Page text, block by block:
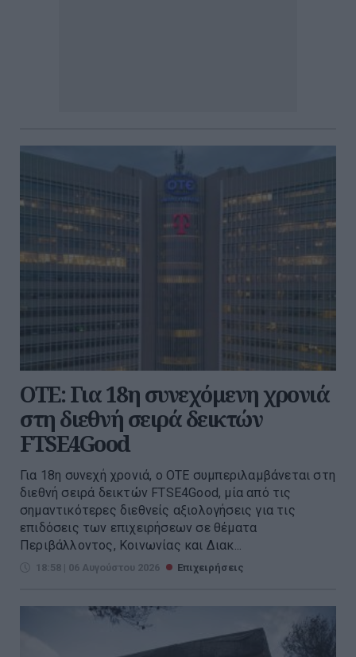
ΟΤΕ: Για 18η συνεχόμενη χρονιά
στη διεθνή σειρά δεικτών
FTSE4Good
Για 18η συνεχή χρονιά, ο ΟΤΕ συμπεριλαμβάνεται στη
διεθνή σειρά δεικτών FTSE4Good, μία από τις
σημαντικότερες διεθνείς αξιολογήσεις για τις
επιδόσεις των επιχειρήσεων σε θέματα
Περιβάλλοντος, Κοινωνίας και Διακ...
18:58 | 06 Αυγούστου 2026 Επιχειρήσεις